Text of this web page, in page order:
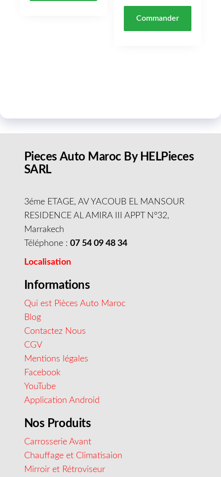
Commander
Pieces Auto Maroc By HELPieces
SARL
3éme ETAGE, AV YACOUB EL MANSOUR
RESIDENCE AL AMIRA III APPT N°32,
Marrakech
Téléphone : 07 54 09 48 34
Localisation
Informations
Qui est Pièces Auto Maroc
Blog
Contactez Nous
CGV
Mentions légales
Facebook
YouTube
Application Android
Nos Produits
Carrosserie Avant
Chauffage et Climatisaion
Mirroir et Rétroviseur